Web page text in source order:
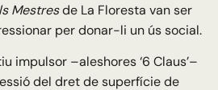
Mestresde La Floresta van ser
per donar-li un ús social.
impulsor –aleshores ‘6 Claus’–
del dret de superfície de